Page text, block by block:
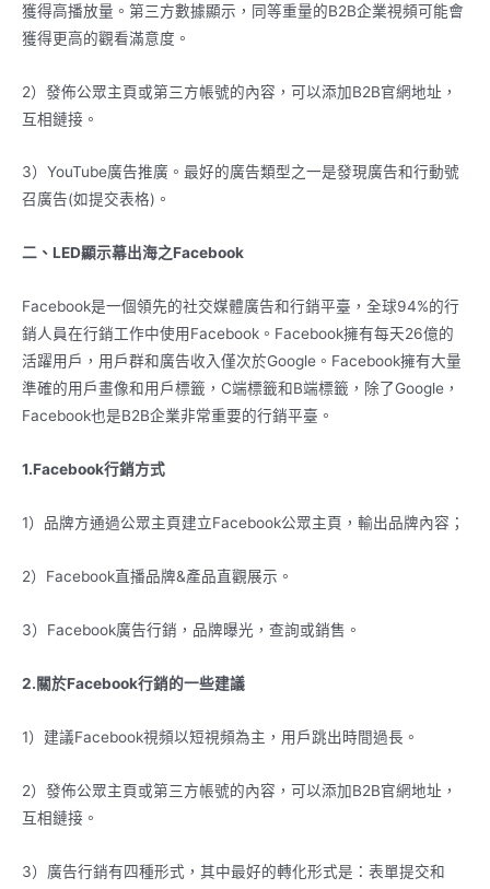
獲得高播放量。第三方數據顯示，同等重量的B2B企業視頻可能會
獲得更高的觀看滿意度。
2）發佈公眾主頁或第三方帳號的內容，可以添加B2B官網地址，
互相鏈接。
3）YouTube廣告推廣。最好的廣告類型之一是發現廣告和行動號
召廣告(如提交表格)。
二、LED顯示幕出海之Facebook
Facebook是一個領先的社交媒體廣告和行銷平臺，全球94%的行
銷人員在行銷工作中使用Facebook。Facebook擁有每天26億的
活躍用戶，用戶群和廣告收入僅次於Google。Facebook擁有大量
準確的用戶畫像和用戶標籤，C端標籤和B端標籤，除了Google，
Facebook也是B2B企業非常重要的行銷平臺。
1.Facebook行銷方式
1）品牌方通過公眾主頁建立Facebook公眾主頁，輸出品牌內容；
2）Facebook直播品牌&產品直觀展示。
3）Facebook廣告行銷，品牌曝光，查詢或銷售。
2.關於Facebook行銷的一些建議
1）建議Facebook視頻以短視頻為主，用戶跳出時間過長。
2）發佈公眾主頁或第三方帳號的內容，可以添加B2B官網地址，
互相鏈接。
3）廣告行銷有四種形式，其中最好的轉化形式是：表單提交和